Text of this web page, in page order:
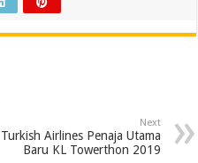
Next
Turkish Airlines Penaja Utama
Baru KL Towerthon 2019